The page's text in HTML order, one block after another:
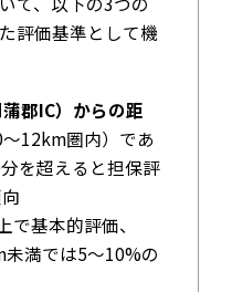
評価基準として機
郡IC）からの距
12km圏内）であ
を超えると担保評
で基本的評価、
満では5〜10%の